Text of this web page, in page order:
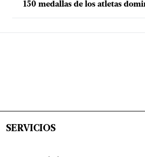
150 medallas de los atletas
SERVICIOS